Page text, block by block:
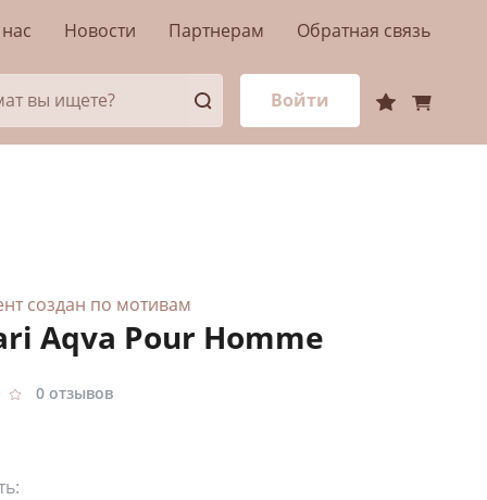
Новости Партнерам Обратная связь
Войти
создан по мотивам
Aqva Pour Homme
0 отзывов